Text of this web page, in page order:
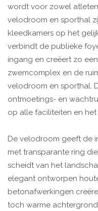
wordt voor zowel
velodroom en sporthal
kleedkamers op het
verbindt de publieke
ingang en creëert zo
zwemcomplex en de
velodroom en sporthal.
ontmoetings- en
op alle faciliteiten en
De velodroom geeft de
met transparante ring
scheidt van het
elegant ontworpen
betonafwerkingen
toch warme